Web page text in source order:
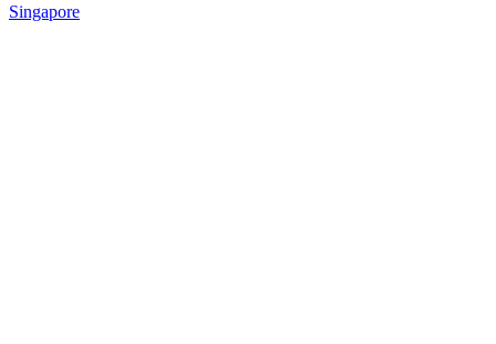
Singapore